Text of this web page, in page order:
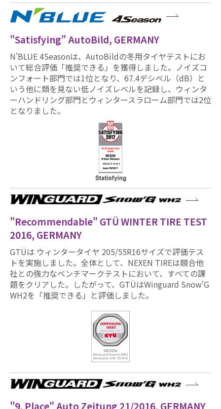
"Satisfying" AutoBild, GERMANY
N'BLUE 4Seasonは、AutoBildの冬用タイヤテストにお
いて総合評価「推奨できる」を獲得しました。ノイズコ
ンフォート部門では1位となり、67.4デシベル（dB）と
いう他に類を見ない低ノイズレベルを記録し、ウィンタ
ーハンドリング部門とウィンタースラローム部門では2位
となりました。
"Recommendable" GTÜ WINTER TIRE TEST
2016, GERMANY
GTÜは ウィンタータイヤ 205/55R16サイズで評価テス
トを実施しました。全体として、NEXEN TIREは競合他
社との強力なベンチマークテストにおいて、すべての課
題をクリアした。したがって、GTÜはWinguard Snow'G
WH2を「推奨できる」と評価しました。
"9. Place" Auto Zeitung 21/2016, GERMANY